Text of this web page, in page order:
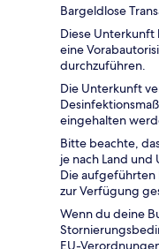
Bargeldlose
Diese Unterkunft
eine
durchzuführen.
Die Unterkunft
eingehalten
Bitte beachte,
je nach Land
Die
zur Verfügung
Wenn du deine
EU-